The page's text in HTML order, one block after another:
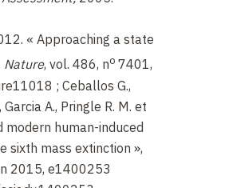
« Approaching a state
Nature, vol. 486, no 7401,
; Ceballos G.,
Garcia A., Pringle R. M. et
modern human-induced
sixth mass extinction »,
2015, e1400253